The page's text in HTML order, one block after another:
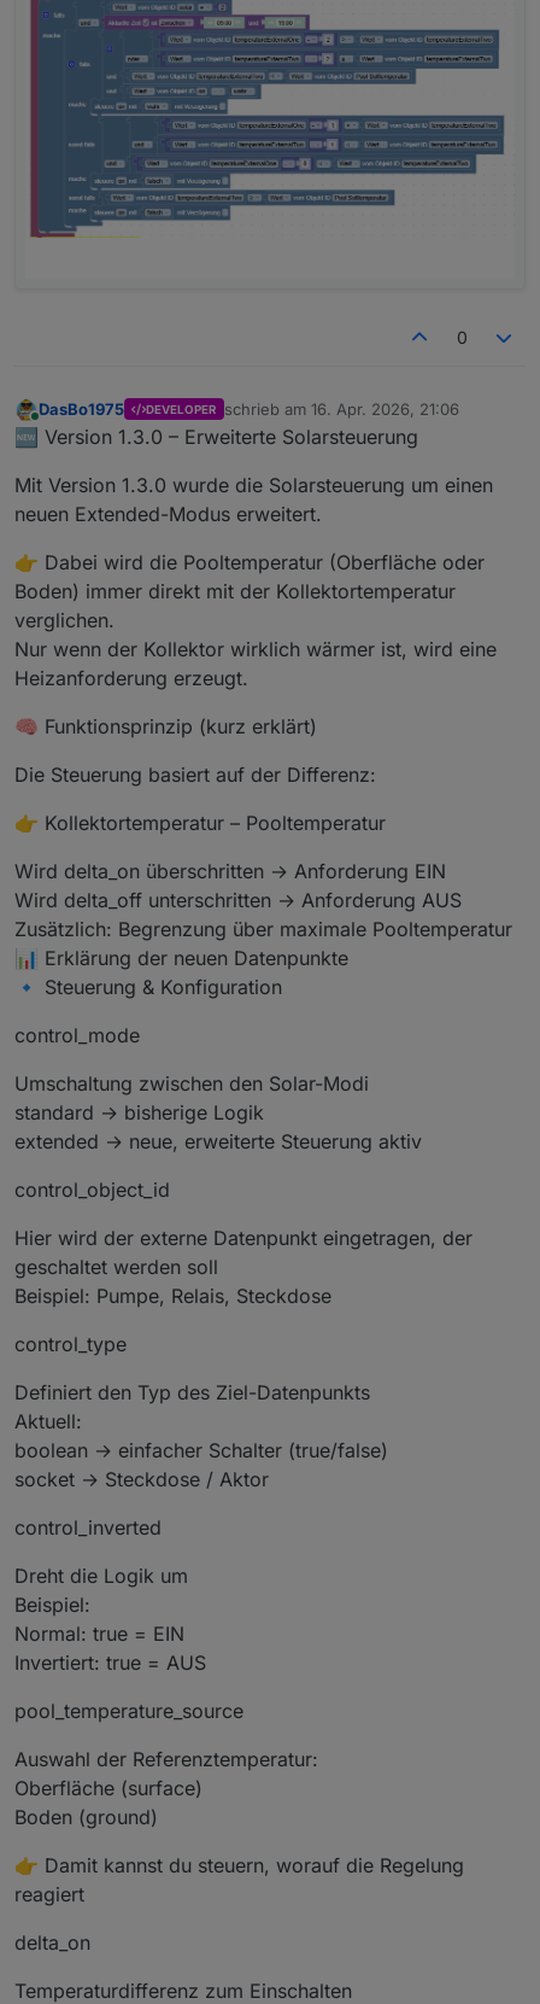
0
Online
DasBo1975 DEVELOPER schrieb am 16. Apr. 2026, 21:06
zuletzt editiert von
🆕 Version 1.3.0 – Erweiterte Solarsteuerung
Mit Version 1.3.0 wurde die Solarsteuerung um einen
neuen Extended-Modus erweitert.
👉 Dabei wird die Pooltemperatur (Oberfläche oder
Boden) immer direkt mit der Kollektortemperatur
verglichen.
Nur wenn der Kollektor wirklich wärmer ist, wird eine
Heizanforderung erzeugt.
🧠 Funktionsprinzip (kurz erklärt)
Die Steuerung basiert auf der Differenz:
👉 Kollektortemperatur – Pooltemperatur
Wird delta_on überschritten → Anforderung EIN
Wird delta_off unterschritten → Anforderung AUS
Zusätzlich: Begrenzung über maximale Pooltemperatur
📊 Erklärung der neuen Datenpunkte
🔹 Steuerung & Konfiguration
control_mode
Umschaltung zwischen den Solar-Modi
standard → bisherige Logik
extended → neue, erweiterte Steuerung aktiv
control_object_id
Hier wird der externe Datenpunkt eingetragen, der
geschaltet werden soll
Beispiel: Pumpe, Relais, Steckdose
control_type
Definiert den Typ des Ziel-Datenpunkts
Aktuell:
boolean → einfacher Schalter (true/false)
socket → Steckdose / Aktor
control_inverted
Dreht die Logik um
Beispiel:
Normal: true = EIN
Invertiert: true = AUS
pool_temperature_source
Auswahl der Referenztemperatur:
Oberfläche (surface)
Boden (ground)
👉 Damit kannst du steuern, worauf die Regelung
reagiert
delta_on
Temperaturdifferenz zum Einschalten